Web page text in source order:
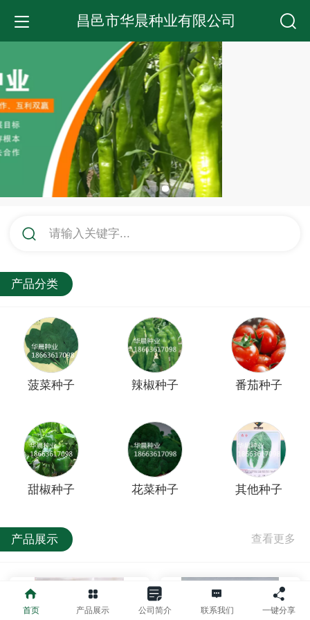
昌邑市华晨种业有限公司
请输入关键字...
产品分类
菠菜种子 辣椒种子 番茄种子
甜椒种子 花菜种子 其他种子
产品展示
首页 产品展示 公司简介 联系我们 一键分享